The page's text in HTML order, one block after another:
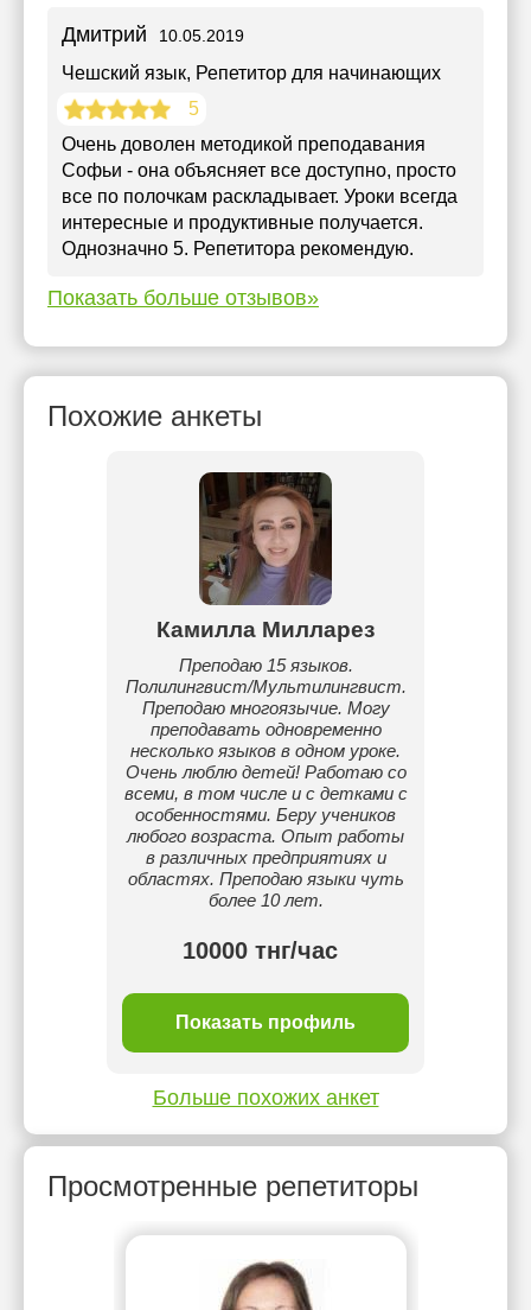
Дмитрий 10.05.2019
Чешский язык, Репетитор для начинающих
5
Очень доволен методикой преподавания
Софьи - она объясняет все доступно, просто
все по полочкам раскладывает. Уроки всегда
интересные и продуктивные получается.
Однозначно 5. Репетитора рекомендую.
Показать больше отзывов»
Похожие анкеты
Камилла Милларез
Преподаю 15 языков.
Полилингвист/Мультилингвист.
Преподаю многоязычие. Могу
преподавать одновременно
несколько языков в одном уроке.
Очень люблю детей! Работаю со
всеми, в том числе и с детками с
особенностями. Беру учеников
любого возраста. Опыт работы
в различных предприятиях и
областях. Преподаю языки чуть
более 10 лет.
10000 тнг/час
Показать профиль
Больше похожих анкет
Просмотренные репетиторы